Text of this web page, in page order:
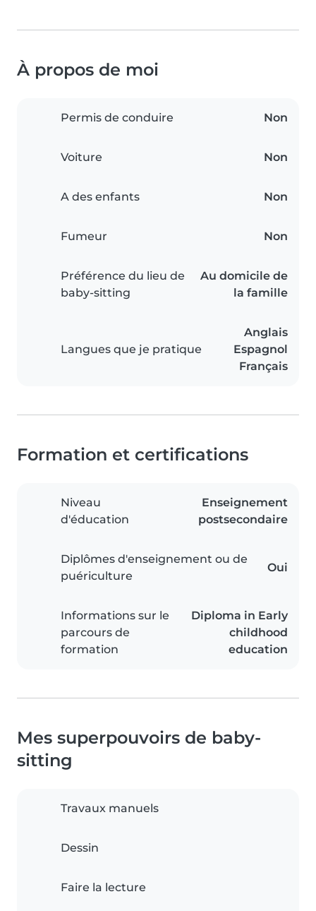
À propos de moi
Permis de conduire Non
Voiture Non
A des enfants Non
Fumeur Non
Préférence du lieu de
baby-sitting
Au domicile de
la famille
Langues que je pratique
Anglais
Espagnol
Français
Formation et certifications
Niveau
d'éducation
Enseignement
postsecondaire
Diplômes d'enseignement ou de
puériculture
Oui
Informations sur le
parcours de
formation
Diploma in Early
childhood
education
Mes superpouvoirs de baby-
sitting
Travaux manuels
Dessin
Faire la lecture